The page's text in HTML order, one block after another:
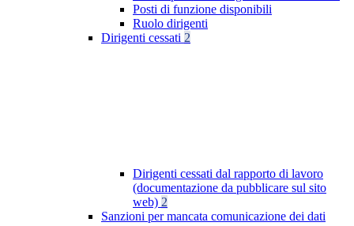
Posti di funzione disponibili
Ruolo dirigenti
Dirigenti cessati 2
Dirigenti cessati dal rapporto di lavoro
(documentazione da pubblicare sul sito
web) 2
Sanzioni per mancata comunicazione dei dati